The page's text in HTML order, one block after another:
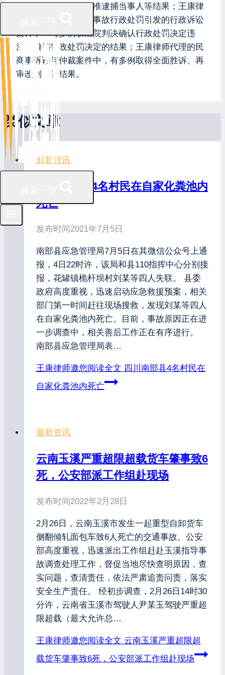
侦查、检察机关不批准逮捕当事人等结果；王康律
师代理的因生产安全事故行政处罚引发的行政诉讼
案件中，有多例获法院判决确认行政处罚决定违
法、撤销行政处罚决定的结果；王康律师代理的民
商事诉讼与仲裁案件中，有多例取得全面胜诉、再
审改判等好结果。
类似文章
最新资讯
四川南部县4名村民在自家化粪池内
死亡
发布时间2021年7月5日
南部县应急管理局7月5日在其微信公众号上通
报，4日22时许，该局和县110指挥中心分别接
报，花罐镇桅杆坝村刘某等四人失联。 县委
政府高度重视，迅速启动应急救援预案，相关
部门第一时间赶往现场搜救，发现刘某等四人
在自家化粪池内死亡。目前，事故原因正在进
一步调查中，相关善后工作正在有序进行。
南部县应急管理局表…
王康律师邀您阅读全文 四川南部县4名村民在
自家化粪池内死亡
最新资讯
云南玉溪严重超限超载货车肇事致6
死，公安部派工作组赴现场
发布时间2022年2月28日
2月26日，云南玉溪市发生一起重型自卸货车
侧翻倾轧面包车致6人死亡的交通事故。公安
部高度重视，迅速派出工作组赶赴玉溪指导事
故调查处理工作，督促当地尽快查明原因，查
实问题，查清责任，依法严肃追责问责，落实
安全生产责任。 经初步调查，2月26日14时30
分许，云南省玉溪市驾驶人尹某玉驾驶严重超
限超载（最大允许总…
王康律师邀您阅读全文 云南玉溪严重超限超
载货车肇事致6死，公安部派工作组赴现场